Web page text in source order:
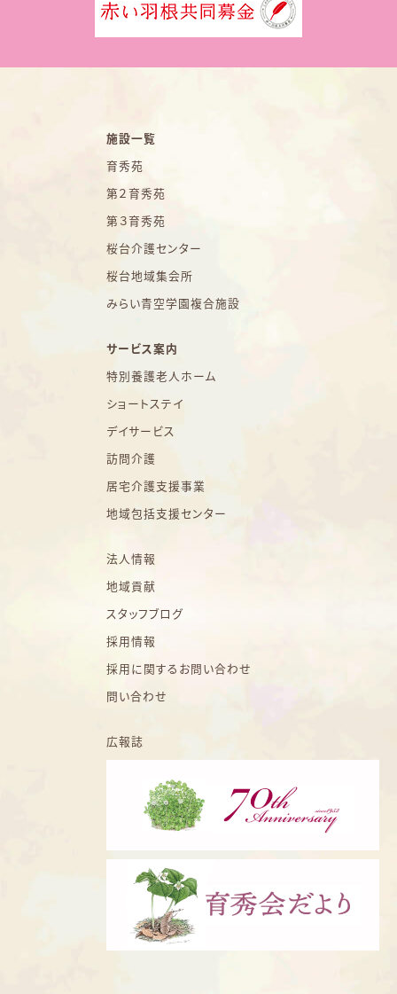
施設一覧
育秀苑
第２育秀苑
第３育秀苑
桜台介護センター
桜台地域集会所
みらい青空学園複合施設
サービス案内
特別養護老人ホーム
ショートステイ
デイサービス
訪問介護
居宅介護支援事業
地域包括支援センター
法人情報
地域貢献
スタッフブログ
採用情報
採用に関するお問い合わせ
問い合わせ
広報誌